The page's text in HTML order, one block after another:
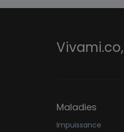
Vivami.co,
Maladies
Impuissance